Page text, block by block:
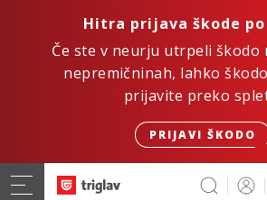
Hitra prijava škode
Če ste v neurju utrpeli škodo
nepremičninah, lahko
prijavite preko
PRIJAVI ŠKODO